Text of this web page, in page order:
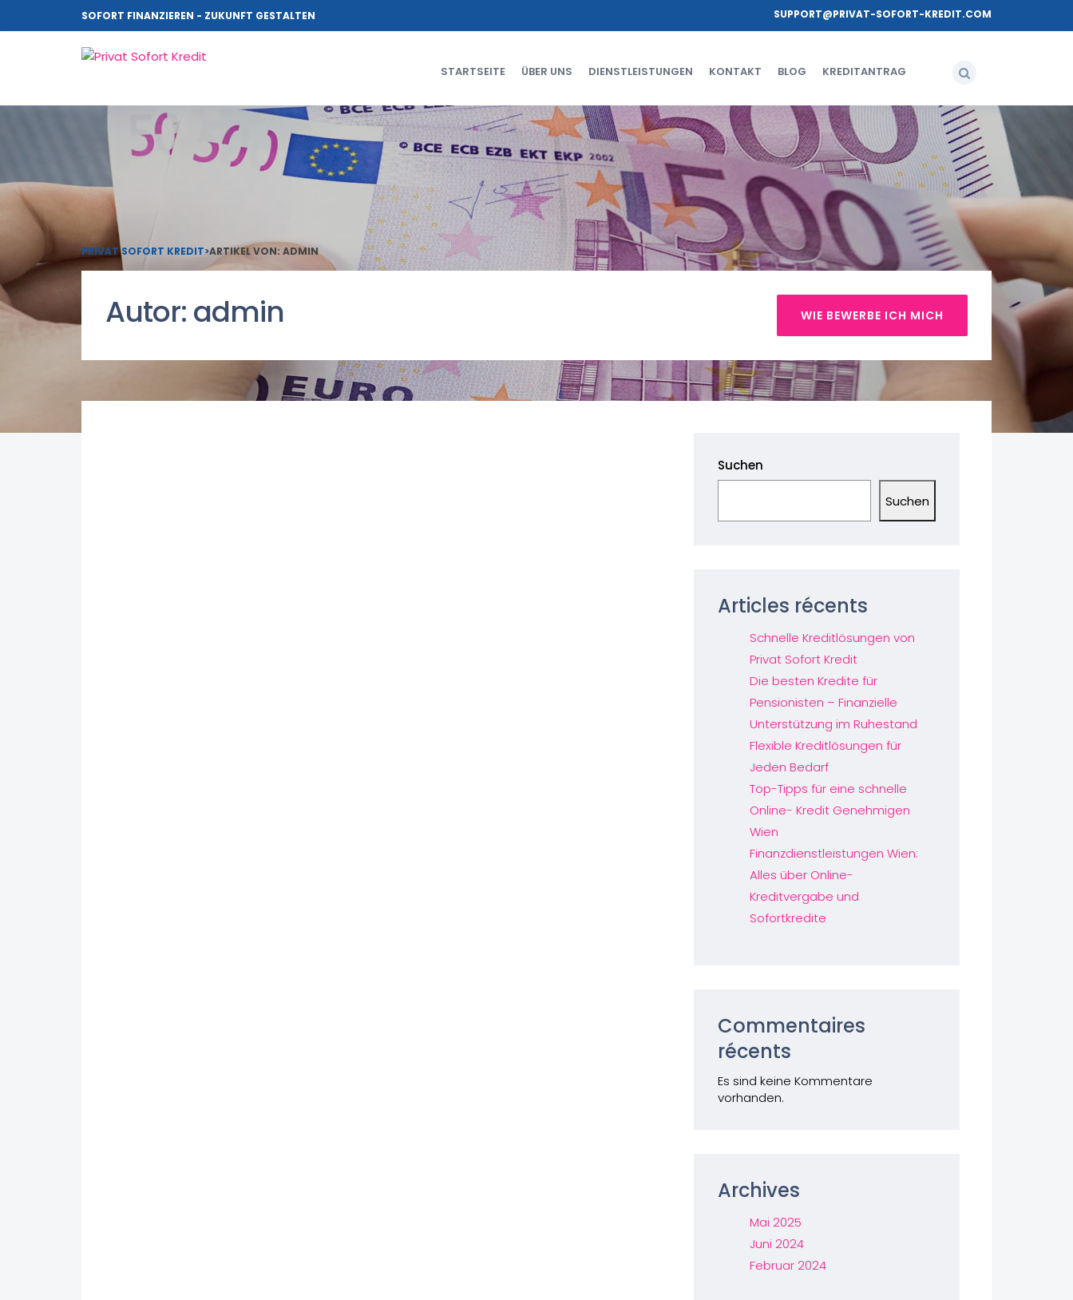
SOFORT FINANZIEREN - ZUKUNFT GESTALTEN SUPPORT@PRIVAT-SOFORT-KREDIT.COM
STARTSEITE ÜBER UNS DIENSTLEISTUNGEN KONTAKT BLOG KREDITANTRAG
PRIVAT SOFORT KREDIT>ARTIKEL VON: ADMIN
Autor:admin WIE BEWERBE ICH MICH
Suchen
Suchen
Articles récents
Schnelle Kreditlösungen von
Privat Sofort Kredit
Die besten Kredite für
Pensionisten – Finanzielle
Unterstützung im Ruhestand
Flexible Kreditlösungen für
Jeden Bedarf
Top-Tipps für eine schnelle
Online- Kredit Genehmigen
Wien
Finanzdienstleistungen Wien:
Alles über Online-
Kreditvergabe und
Sofortkredite
Commentaires
récents
Es sind keine Kommentare
vorhanden.
Archives
Mai 2025
Juni 2024
Februar 2024